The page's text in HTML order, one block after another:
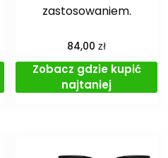
zastosowaniem.
84,00zł
Zobacz gdzie kupić
najtaniej